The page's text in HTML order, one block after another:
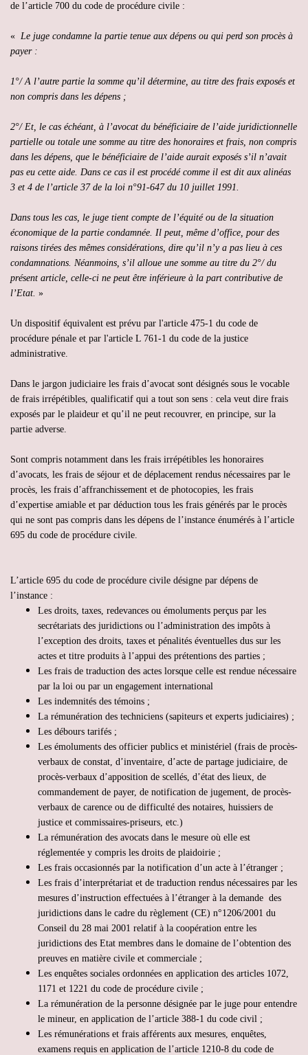
de l’article 700 du code de procédure civile :
« Le juge condamne la partie tenue aux dépens ou qui perd son procès à
payer :
1°/ A l’autre partie la somme qu’il détermine, au titre des frais exposés et
non compris dans les dépens ;
2°/ Et, le cas échéant, à l’avocat du bénéficiaire de l’aide juridictionnelle
partielle ou totale une somme au titre des honoraires et frais, non compris
dans les dépens, que le bénéficiaire de l’aide aurait exposés s’il n’avait
pas eu cette aide. Dans ce cas il est procédé comme il est dit aux alinéas
3 et 4 de l’article 37 de la loi n°91-647 du 10 juillet 1991.
Dans tous les cas, le juge tient compte de l’équité ou de la situation
économique de la partie condamnée. Il peut, même d’office, pour des
raisons tirées des mêmes considérations, dire qu’il n’y a pas lieu à ces
condamnations. Néanmoins, s’il alloue une somme au titre du 2°/ du
présent article, celle-ci ne peut être inférieure à la part contributive de
l’Etat. »
Un dispositif équivalent est prévu par l'article 475-1 du code de
procédure pénale et par l'article L 761-1 du code de la justice
administrative.
Dans le jargon judiciaire les frais d’avocat sont désignés sous le vocable
de frais irrépétibles, qualificatif qui a tout son sens : cela veut dire frais
exposés par le plaideur et qu’il ne peut recouvrer, en principe, sur la
partie adverse.
Sont compris notamment dans les frais irrépétibles les honoraires
d’avocats, les frais de séjour et de déplacement rendus nécessaires par le
procès, les frais d’affranchissement et de photocopies, les frais
d’expertise amiable et par déduction tous les frais générés par le procès
qui ne sont pas compris dans les dépens de l’instance énumérés à l’article
695 du code de procédure civile.
L’article 695 du code de procédure civile désigne par dépens de
l’instance :
Les droits, taxes, redevances ou émoluments perçus par les
secrétariats des juridictions ou l’administration des impôts à
l’exception des droits, taxes et pénalités éventuelles dus sur les
actes et titre produits à l’appui des prétentions des parties ;
Les frais de traduction des actes lorsque celle est rendue nécessaire
par la loi ou par un engagement international
Les indemnités des témoins ;
La rémunération des techniciens (sapiteurs et experts judiciaires) ;
Les débours tarifés ;
Les émoluments des officier publics et ministériel (frais de procès-
verbaux de constat, d’inventaire, d’acte de partage judiciaire, de
procès-verbaux d’apposition de scellés, d’état des lieux, de
commandement de payer, de notification de jugement, de procès-
verbaux de carence ou de difficulté des notaires, huissiers de
justice et commissaires-priseurs, etc.)
La rémunération des avocats dans le mesure où elle est
réglementée y compris les droits de plaidoirie ;
Les frais occasionnés par la notification d’un acte à l’étranger ;
Les frais d’interprétariat et de traduction rendus nécessaires par les
mesures d’instruction effectuées à l’étranger à la demande des
juridictions dans le cadre du règlement (CE) n°1206/2001 du
Conseil du 28 mai 2001 relatif à la coopération entre les
juridictions des Etat membres dans le domaine de l’obtention des
preuves en matière civile et commerciale ;
Les enquêtes sociales ordonnées en application des articles 1072,
1171 et 1221 du code de procédure civile ;
La rémunération de la personne désignée par le juge pour entendre
le mineur, en application de l’article 388-1 du code civil ;
Les rémunérations et frais afférents aux mesures, enquêtes,
examens requis en application de l’article 1210-8 du code de